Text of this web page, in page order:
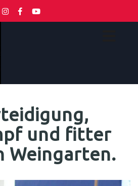
und fitter
Weingarten.